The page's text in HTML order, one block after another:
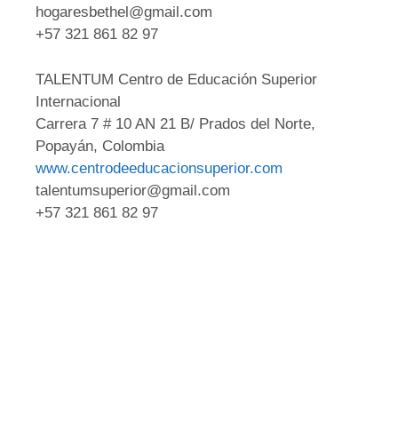
hogaresbethel@gmail.com
+57 321 861 82 97
TALENTUM Centro de Educación Superior
Internacional
Carrera 7 # 10 AN 21 B/ Prados del Norte,
Popayán, Colombia
www.centrodeeducacionsuperior.com
talentumsuperior@gmail.com
+57 321 861 82 97